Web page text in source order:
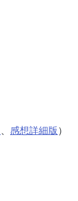
、 感想詳細版）